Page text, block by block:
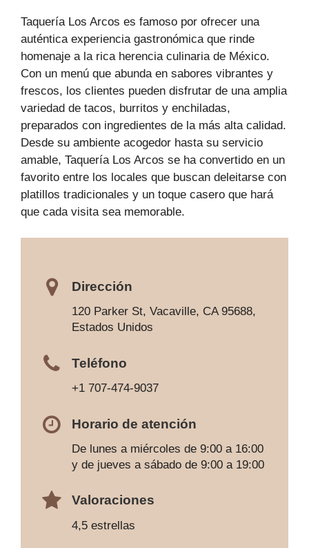
Taquería Los Arcos es famoso por ofrecer una
auténtica experiencia gastronómica que rinde
homenaje a la rica herencia culinaria de México.
Con un menú que abunda en sabores vibrantes y
frescos, los clientes pueden disfrutar de una amplia
variedad de tacos, burritos y enchiladas,
preparados con ingredientes de la más alta calidad.
Desde su ambiente acogedor hasta su servicio
amable, Taquería Los Arcos se ha convertido en un
favorito entre los locales que buscan deleitarse con
platillos tradicionales y un toque casero que hará
que cada visita sea memorable.
Dirección
120 Parker St, Vacaville, CA 95688,
Estados Unidos
Teléfono
+1 707-474-9037
Horario de atención
De lunes a miércoles de 9:00 a 16:00
y de jueves a sábado de 9:00 a 19:00
Valoraciones
4,5 estrellas